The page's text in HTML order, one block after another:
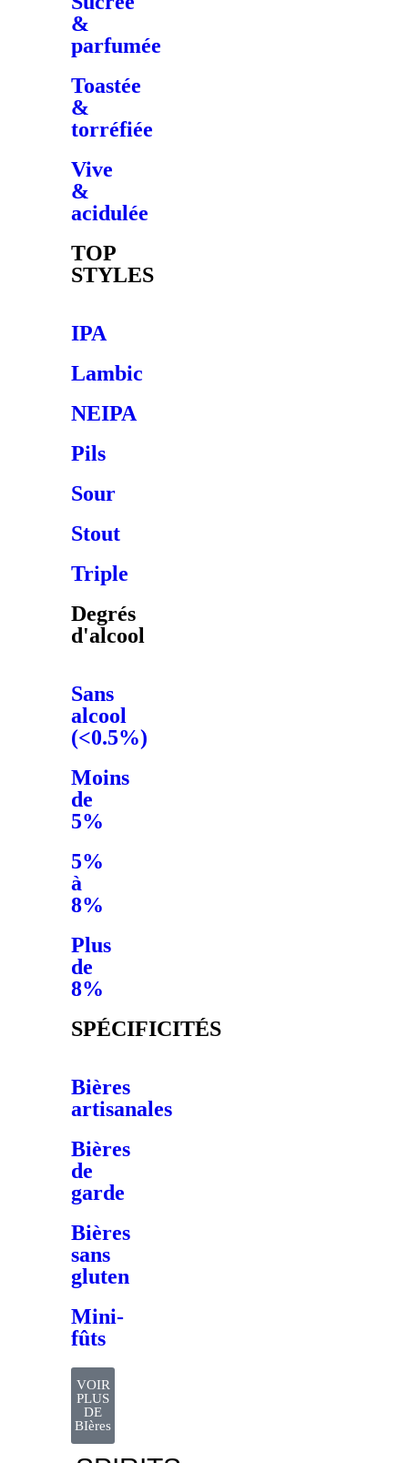
&
parfumée
Toastée
&
torréfiée
Vive
&
acidulée
TOP
STYLES
IPA
Lambic
NEIPA
Pils
Sour
Stout
Triple
Degrés
d'alcool
Sans
alcool
(<0.5%)
Moins
de
5%
5%
à
8%
Plus
de
8%
SPÉCIFICITÉS
Bières
artisanales
Bières
de
garde
Bières
sans
gluten
Mini-
fûts
VOIR
PLUS
DE
BIères